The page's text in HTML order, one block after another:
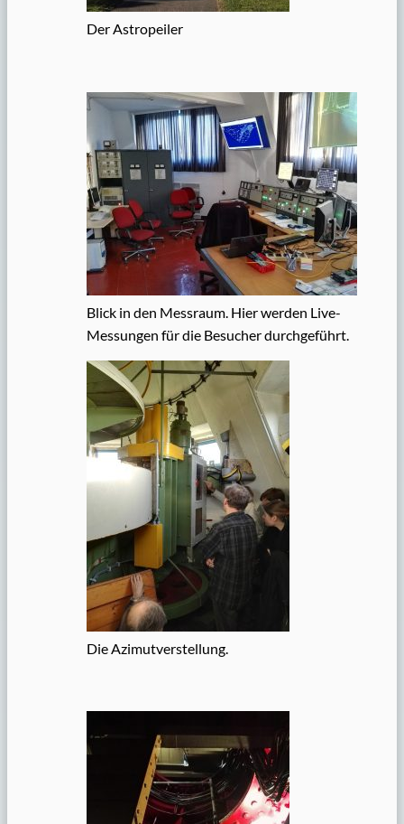
Der Astropeiler
Blick in den Messraum. Hier werden Live-
Messungen für die Besucher durchgeführt.
Die Azimutverstellung.